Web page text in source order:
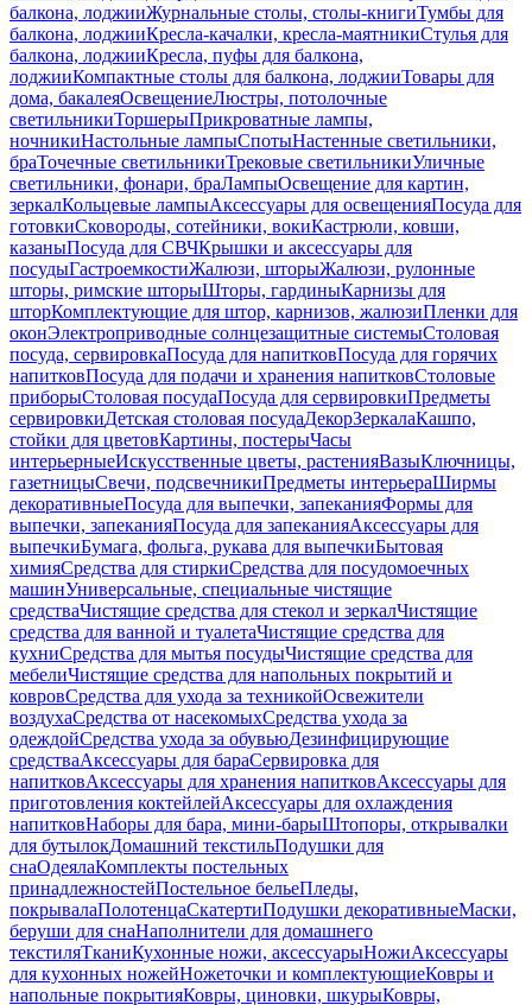
балкона, лоджииЖурнальные столы, столы-книгиТумбы для
балкона, лоджииКресла-качалки, кресла-маятникиСтулья для
балкона, лоджииКресла, пуфы для балкона,
лоджииКомпактные столы для балкона, лоджииТовары для
дома, бакалеяОсвещениеЛюстры, потолочные
светильникиТоршерыПрикроватные лампы,
ночникиНастольные лампыСпотыНастенные светильники,
браТочечные светильникиТрековые светильникиУличные
светильники, фонари, браЛампыОсвещение для картин,
зеркалКольцевые лампыАксессуары для освещенияПосуда для
готовкиСковороды, сотейники, вокиКастрюли, ковши,
казаныПосуда для СВЧКрышки и аксессуары для
посудыГастроемкостиЖалюзи, шторыЖалюзи, рулонные
шторы, римские шторыШторы, гардиныКарнизы для
шторКомплектующие для штор, карнизов, жалюзиПленки для
оконЭлектроприводные солнцезащитные системыСтоловая
посуда, сервировкаПосуда для напитковПосуда для горячих
напитковПосуда для подачи и хранения напитковСтоловые
приборыСтоловая посудаПосуда для сервировкиПредметы
сервировкиДетская столовая посудаДекорЗеркалаКашпо,
стойки для цветовКартины, постерыЧасы
интерьерныеИскусственные цветы, растенияВазыКлючницы,
газетницыСвечи, подсвечникиПредметы интерьераШирмы
декоративныеПосуда для выпечки, запеканияФормы для
выпечки, запеканияПосуда для запеканияАксессуары для
выпечкиБумага, фольга, рукава для выпечкиБытовая
химияСредства для стиркиСредства для посудомоечных
машинУниверсальные, специальные чистящие
средстваЧистящие средства для стекол и зеркалЧистящие
средства для ванной и туалетаЧистящие средства для
кухниСредства для мытья посудыЧистящие средства для
мебелиЧистящие средства для напольных покрытий и
ковровСредства для ухода за техникойОсвежители
воздухаСредства от насекомыхСредства ухода за
одеждойСредства ухода за обувьюДезинфицирующие
средстваАксессуары для бараСервировка для
напитковАксессуары для хранения напитковАксессуары для
приготовления коктейлейАксессуары для охлаждения
напитковНаборы для бара, мини-барыШтопоры, открывалки
для бутылокДомашний текстильПодушки для
снаОдеялаКомплекты постельных
принадлежностейПостельное бельеПледы,
покрывалаПолотенцаСкатертиПодушки декоративныеМаски,
беруши для снаНаполнители для домашнего
текстиляТканиКухонные ножи, аксессуарыНожиАксессуары
для кухонных ножейНожеточки и комплектующиеКовры и
напольные покрытияКовры, циновки, шкурыКовры,